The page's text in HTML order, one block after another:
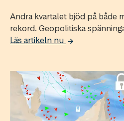
Andra kvartalet bjöd på både
rekord. Geopolitiska
Läs artikeln nu